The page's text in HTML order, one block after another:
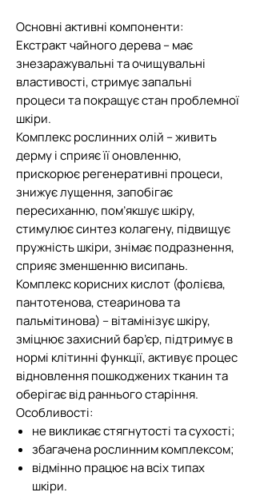
Основні активні компоненти:
Екстракт чайного дерева – має
знезаражувальні та очищувальні
властивості, стримує запальні
процеси та покращує стан проблемної
шкіри.
Комплекс рослинних олій – живить
дерму і сприяє її оновленню,
прискорює регенеративні процеси,
знижує лущення, запобігає
пересиханню, пом’якшує шкіру,
стимулює синтез колагену, підвищує
пружність шкіри, знімає подразнення,
сприяє зменшенню висипань.
Комплекс корисних кислот (фолієва,
пантотенова, стеаринова та
пальмітинова) – вітамінізує шкіру,
зміцнює захисний бар’єр, підтримує в
нормі клітинні функції, активує процес
відновлення пошкоджених тканин та
оберігає від раннього старіння.
Особливості:
не викликає стягнутості та сухості;
збагачена рослинним комплексом;
відмінно працює на всіх типах
шкіри.